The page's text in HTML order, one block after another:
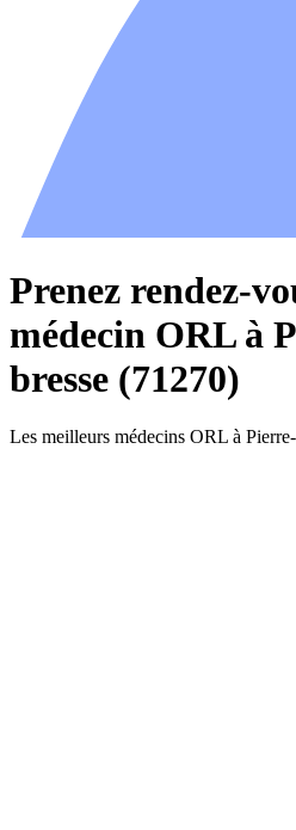
Prenez rendez-
médecin ORL à
bresse (71270)
Les meilleurs médecins ORL à